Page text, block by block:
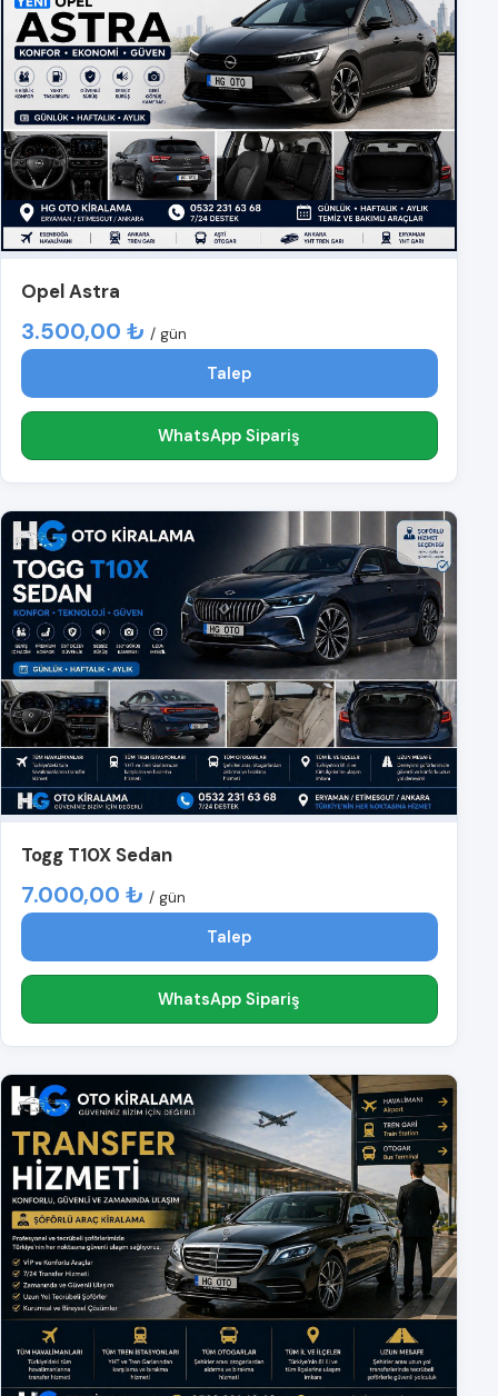
Opel Astra
3.500,00 ₺ / gün
Talep
WhatsApp Sipariş
Togg T10X Sedan
7.000,00 ₺ / gün
Talep
WhatsApp Sipariş